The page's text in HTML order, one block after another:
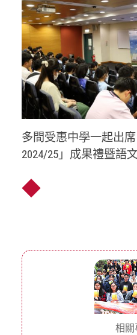
多間受惠中學一起出
2024/25」成果禮暨語
◆
相關